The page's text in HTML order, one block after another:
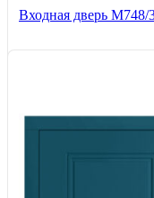
Входная дверь М748/